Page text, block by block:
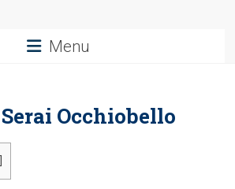
Menu
Occhiobello